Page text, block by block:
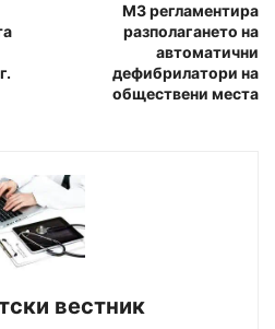
МЗ регламентира
разполагането на
автоматични
дефибрилатори на
обществени места
вестник